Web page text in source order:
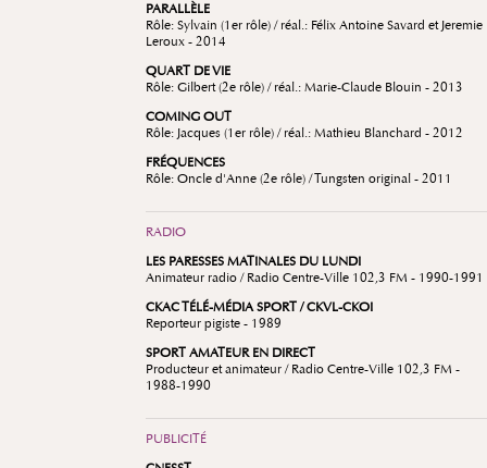
PARALLÈLE
Rôle: Sylvain (1er rôle) / réal.: Félix Antoine Savard et Jeremie
Leroux - 2014
QUART DE VIE
Rôle: Gilbert (2e rôle) / réal.: Marie-Claude Blouin - 2013
COMING OUT
Rôle: Jacques (1er rôle) / réal.: Mathieu Blanchard - 2012
FRÉQUENCES
Rôle: Oncle d'Anne (2e rôle) / Tungsten original - 2011
RADIO
LES PARESSES MATINALES DU LUNDI
Animateur radio / Radio Centre-Ville 102,3 FM - 1990-1991
CKAC TÉLÉ-MÉDIA SPORT / CKVL-CKOI
Reporteur pigiste - 1989
SPORT AMATEUR EN DIRECT
Producteur et animateur / Radio Centre-Ville 102,3 FM -
1988-1990
PUBLICITÉ